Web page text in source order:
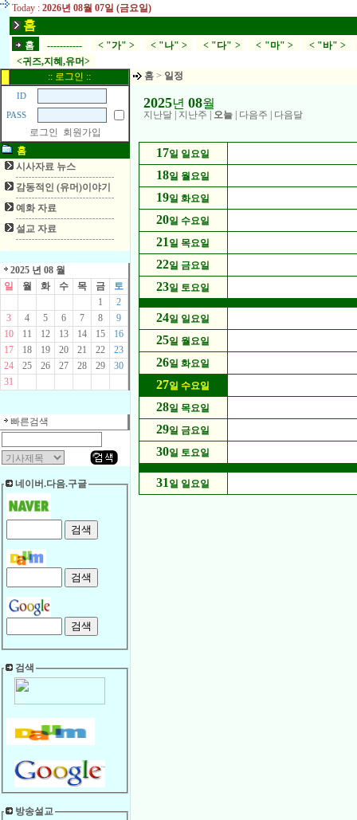
Today : 2026년 08월 07일 (금요일)
홈
홈 ----------- < "가" > < "나" > < "다" > < "마" > < "바" >
<귀즈,지혜,유머>
:: 로그인 ::
ID
PASS
로그인
회원가입
홈
시사자료 뉴스
감동적인 (유머)이야기
예화 자료
설교 자료
2025 년 08 월
일
월 화 수 목 금
토
1
2
3
4 5 6 7 8
9
10
11 12 13 14 15
16
17
18 19 20 21 22
23
24
25 26 27 28 29
30
31
빠른검색
네이버.다음.구글
검색
방송설교
홈 > 일정
2025년 08월
지난달 지난주 오늘 다음주 다음달
17일 일요일
18일 월요일
19일 화요일
20일 수요일
21 일 목요일
22일 금요일
23일 토요일
24일 일요일
25일 월요일
26일 화요일
27일 수요일
28일 목요일
29일 금요일
30일 토요일
31 일 일요일